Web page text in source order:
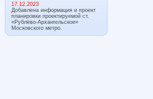
17.12.2023
Добавлена информация и проект
планировки проектируемой ст.
«Рублёво-Архангельское»
Московского метро.